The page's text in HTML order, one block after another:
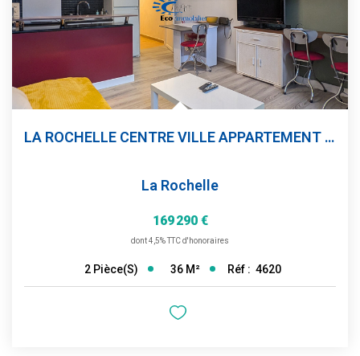
LA ROCHELLE CENTRE VILLE APPARTEMENT T2
La Rochelle
169 290 €
dont 4,5% TTC d'honoraires
2 Pièce(s) 36 M² Réf : 4620